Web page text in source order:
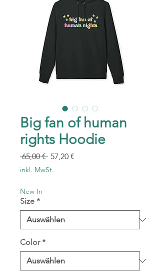
Big fan of human
rights Hoodie
65,00 € Standardpreis
57,20 €
inkl. MwSt.
New In
Size *
Color *